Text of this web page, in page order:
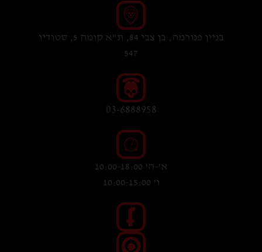
בניין פנורמה, בן צבי 84, ת"א קומה 5, סטודיו
547
03-6888958
א'-ה' 10:00-18:00
ו' 10:00-15:00